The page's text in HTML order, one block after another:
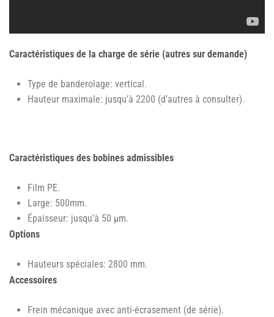
Caractéristiques de la charge de série (autres sur demande)
Type de banderolage: vertical.
Hauteur maximale: jusqu’à 2200 (d’autres à consulter).
Caractéristiques des bobines admissibles
Film PE.
Large: 500mm.
Épaisseur: jusqu’à 50 µm.
Options
Hauteurs spéciales: 2800 mm.
Accessoires
Frein mécanique avec anti-écrasement (de série).